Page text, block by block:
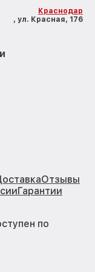
Краснодар
, ул. Красная, 176
Отзывы
Гарантии
по